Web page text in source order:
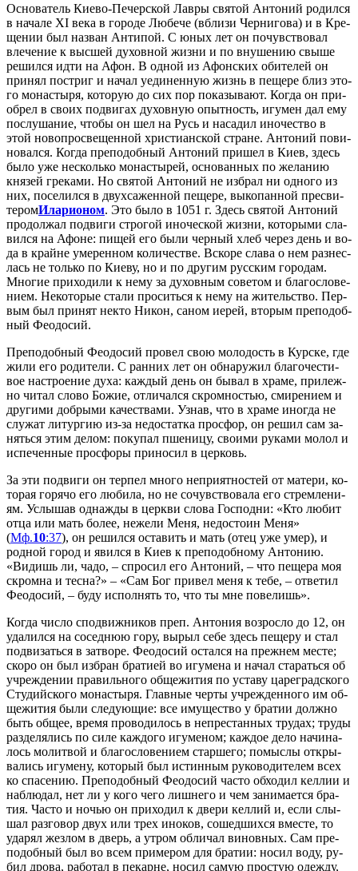
Ос­но­ва­тель Ки­е­во-Пе­чер­ской Лав­ры свя­той Ан­то­ний ро­дил­ся
в на­ча­ле XI ве­ка в го­ро­де Лю­бе­че (вбли­зи Чер­ни­го­ва) и в Кре­
ще­нии был на­зван Ан­ти­пой. С юных лет он по­чув­ство­вал
вле­че­ние к выс­шей ду­хов­ной жиз­ни и по вну­ше­нию свы­ше
ре­шил­ся ид­ти на Афон. В од­ной из Афон­ских оби­те­лей он
при­нял по­стриг и на­чал уеди­нен­ную жизнь в пе­ще­ре близ это­
го мо­на­сты­ря, ко­то­рую до сих пор по­ка­зы­ва­ют. Ко­гда он при­
об­рел в сво­их по­дви­гах ду­хов­ную опыт­ность, игу­мен дал ему
по­слу­ша­ние, чтобы он шел на Русь и на­са­дил ино­че­ство в
этой но­во­про­све­щен­ной хри­сти­ан­ской стране. Ан­то­ний по­ви­
но­вал­ся. Ко­гда пре­по­доб­ный Ан­то­ний при­шел в Ки­ев, здесь
бы­ло уже несколь­ко мо­на­сты­рей, ос­но­ван­ных по же­ла­нию
кня­зей гре­ка­ми. Но свя­той Ан­то­ний не из­брал ни од­но­го из
них, по­се­лил­ся в двух­са­жен­ной пе­ще­ре, вы­ко­пан­ной пре­сви­
те­ромИла­ри­о­ном. Это бы­ло в 1051 г. Здесь свя­той Ан­то­ний
про­дол­жал по­дви­ги стро­гой ино­че­ской жиз­ни, ко­то­ры­ми сла­
вил­ся на Афоне: пи­щей его бы­ли чер­ный хлеб через день и во­
да в крайне уме­рен­ном ко­ли­че­стве. Вско­ре сла­ва о нем раз­нес­
лась не толь­ко по Ки­е­ву, но и по дру­гим рус­ским го­ро­дам.
Мно­гие при­хо­ди­ли к нему за ду­хов­ным со­ве­том и бла­го­сло­ве­
ни­ем. Неко­то­рые ста­ли про­сить­ся к нему на жи­тель­ство. Пер­
вым был при­нят некто Ни­кон, са­ном иерей, вто­рым пре­по­доб­
ный Фе­о­до­сий.
Пре­по­доб­ный Фе­о­до­сий про­вел свою мо­ло­дость в Кур­ске, где
жи­ли его ро­ди­те­ли. С ран­них лет он об­на­ру­жил бла­го­че­сти­
вое на­стро­е­ние ду­ха: каж­дый день он бы­вал в хра­ме, при­леж­
но чи­тал сло­во Бо­жие, от­ли­чал­ся скром­но­стью, сми­ре­ни­ем и
дру­ги­ми доб­ры­ми ка­че­ства­ми. Узнав, что в хра­ме ино­гда не
слу­жат ли­тур­гию из-за недо­стат­ка просфор, он ре­шил сам за­
нять­ся этим де­лом: по­ку­пал пше­ни­цу, сво­и­ми ру­ка­ми мо­лол и
ис­пе­чен­ные просфо­ры при­но­сил в цер­ковь.
За эти по­дви­ги он тер­пел мно­го непри­ят­но­стей от ма­те­ри, ко­
то­рая го­ря­чо его лю­би­ла, но не со­чув­ство­ва­ла его стрем­ле­ни­
ям. Услы­шав од­на­жды в церк­ви сло­ва Гос­под­ни: «Кто лю­бит
от­ца или мать бо­лее, неже­ли Ме­ня, недо­сто­ин Ме­ня»
(Мф.10:37), он ре­шил­ся оста­вить и мать (отец уже умер), и
род­ной го­род и явил­ся в Ки­ев к пре­по­доб­но­му Ан­то­нию.
«Ви­дишь ли, ча­до, – спро­сил его Ан­то­ний, – что пе­ще­ра моя
скром­на и тес­на?» – «Сам Бог при­вел ме­ня к те­бе, – от­ве­тил
Фе­о­до­сий, – бу­ду ис­пол­нять то, что ты мне по­ве­лишь».
Ко­гда чис­ло спо­движ­ни­ков преп. Ан­то­ния воз­рос­ло до 12, он
уда­лил­ся на со­сед­нюю го­ру, вы­рыл се­бе здесь пе­ще­ру и стал
под­ви­зать­ся в за­тво­ре. Фе­о­до­сий остал­ся на преж­нем ме­сте;
ско­ро он был из­бран бра­ти­ей во игу­ме­на и на­чал ста­рать­ся об
учре­жде­нии пра­виль­но­го об­ще­жи­тия по уста­ву ца­ре­град­ско­го
Сту­дий­ско­го мо­на­сты­ря. Глав­ные чер­ты учре­жден­но­го им об­
ще­жи­тия бы­ли сле­ду­ю­щие: все иму­ще­ство у бра­тии долж­но
быть об­щее, вре­мя про­во­ди­лось в непре­стан­ных тру­дах; тру­ды
раз­де­ля­лись по си­ле каж­до­го игу­ме­ном; каж­дое де­ло на­чи­на­
лось мо­лит­вой и бла­го­сло­ве­ни­ем стар­ше­го; по­мыс­лы от­кры­
ва­лись игу­ме­ну, ко­то­рый был ис­тин­ным ру­ко­во­ди­те­лем всех
ко спа­се­нию. Пре­по­доб­ный Фе­о­до­сий ча­сто об­хо­дил кел­лии и
на­блю­дал, нет ли у ко­го че­го лиш­не­го и чем за­ни­ма­ет­ся бра­
тия. Ча­сто и но­чью он при­хо­дил к две­ри кел­лий и, ес­ли слы­
шал раз­го­вор двух или трех ино­ков, со­шед­ших­ся вме­сте, то
уда­рял жез­лом в дверь, а утром об­ли­чал ви­нов­ных. Сам пре­
по­доб­ный был во всем при­ме­ром для бра­тии: но­сил во­ду, ру­
бил дро­ва, ра­бо­тал в пе­карне, но­сил са­мую про­стую одеж­ду,